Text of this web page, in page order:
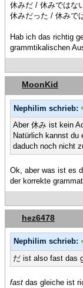
休みだ / 休みではな
休みだった / 休みで
Hab ich das richtig
grammtikalischen
MoonKid
Nephilim schrieb:
Aber 休み ist kein
Natürlich kannst du
daduch noch nicht
Ok, aber was ist es
der korrekte
hez6478
Nephilim schrieb:
だ ist also fast das
fast das gleiche ist